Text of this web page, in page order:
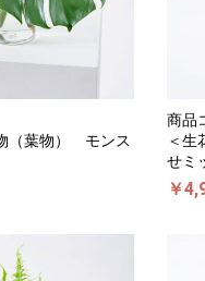
（葉物） モンス
商品
＜
せミ
￥